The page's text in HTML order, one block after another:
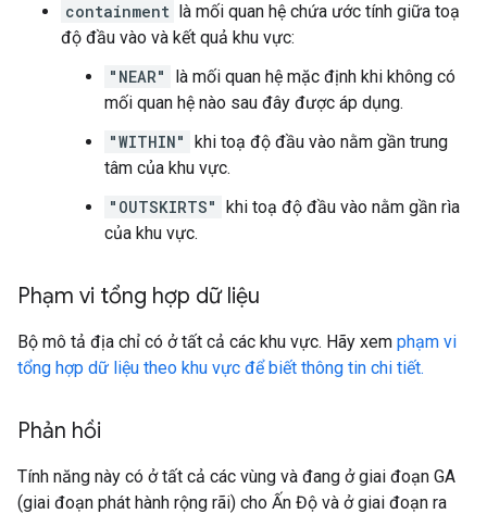
containment là mối quan hệ chứa ước tính giữa toạ
độ đầu vào và kết quả khu vực:
"NEAR"
là mối quan hệ mặc định khi không có
mối quan hệ nào sau đây được áp dụng.
"WITHIN" khi toạ độ đầu vào nằm gần trung
tâm của khu vực.
"OUTSKIRTS" khi toạ độ đầu vào nằm gần rìa
của khu vực.
Phạm vi tổng hợp dữ liệu
Bộ mô tả địa chỉ có ở tất cả các khu vực. Hãy xem phạm vi
tổng hợp dữ liệu theo khu vực để biết thông tin chi tiết.
Phản hồi
Tính năng này có ở tất cả các vùng và đang ở giai đoạn GA
(giai đoạn phát hành rộng rãi) cho Ấn Độ và ở giai đoạn ra